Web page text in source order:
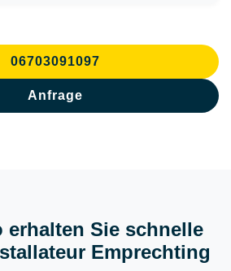
06703091097
Anfrage
erhalten Sie schnelle
Emprechting